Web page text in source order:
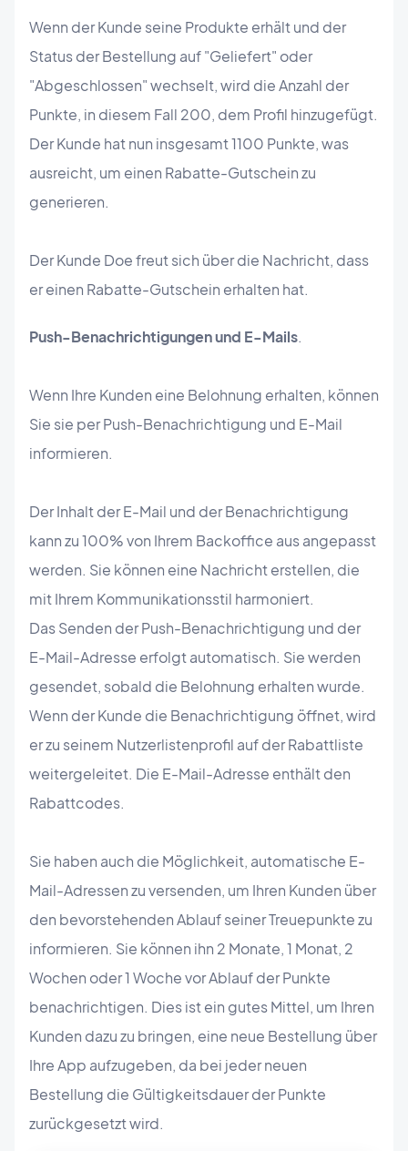
Wenn der Kunde seine Produkte erhält und der
Status der Bestellung auf "Geliefert" oder
"Abgeschlossen" wechselt, wird die Anzahl der
Punkte, in diesem Fall 200, dem Profil hinzugefügt.
Der Kunde hat nun insgesamt 1100 Punkte, was
ausreicht, um einen Rabatte-Gutschein zu
generieren.
Der Kunde Doe freut sich über die Nachricht, dass
er einen Rabatte-Gutschein erhalten hat.
Push-Benachrichtigungen und E-Mails.
Wenn Ihre Kunden eine Belohnung erhalten, können
Sie sie per Push-Benachrichtigung und E-Mail
informieren.
Der Inhalt der E-Mail und der Benachrichtigung
kann zu 100% von Ihrem Backoffice aus angepasst
werden. Sie können eine Nachricht erstellen, die
mit Ihrem Kommunikationsstil harmoniert.
Das Senden der Push-Benachrichtigung und der
E-Mail-Adresse erfolgt automatisch. Sie werden
gesendet, sobald die Belohnung erhalten wurde.
Wenn der Kunde die Benachrichtigung öffnet, wird
er zu seinem Nutzerlistenprofil auf der Rabattliste
weitergeleitet. Die E-Mail-Adresse enthält den
Rabattcodes.
Sie haben auch die Möglichkeit, automatische E-
Mail-Adressen zu versenden, um Ihren Kunden über
den bevorstehenden Ablauf seiner Treuepunkte zu
informieren. Sie können ihn 2 Monate, 1 Monat, 2
Wochen oder 1 Woche vor Ablauf der Punkte
benachrichtigen. Dies ist ein gutes Mittel, um Ihren
Kunden dazu zu bringen, eine neue Bestellung über
Ihre App aufzugeben, da bei jeder neuen
Bestellung die Gültigkeitsdauer der Punkte
zurückgesetzt wird.